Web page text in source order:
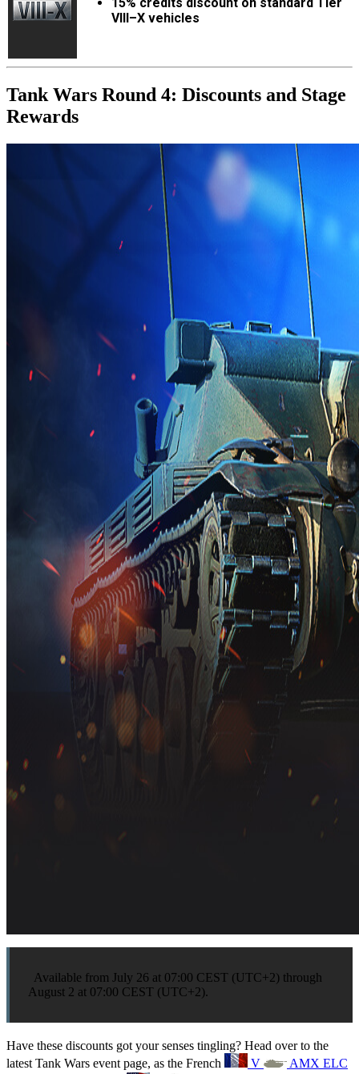
VIII–X vehicles
Tank Wars Round 4: Discounts and Stage
Rewards
Available from July 26 at 07:00 CEST (UTC+2) through
August 2 at 07:00 CEST (UTC+2).
Have these discounts got your senses tingling? Head over to the
latest Tank Wars event page, as the French
V
AMX ELC